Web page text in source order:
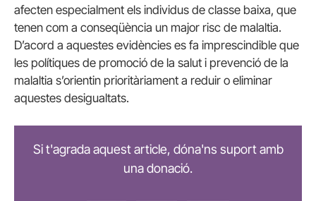
afecten especialment els individus de classe baixa, que
tenen com a conseqüència un major risc de malaltia.
D’acord a aquestes evidències es fa imprescindible que
les polítiques de promoció de la salut i prevenció de la
malaltia s’orientin prioritàriament a reduir o eliminar
aquestes desigualtats.
Si t'agrada aquest article, dóna'ns suport amb
una donació.